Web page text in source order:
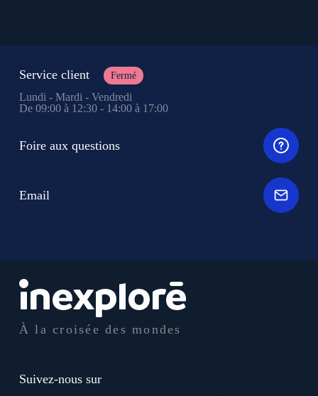
À la croisée des mondes
Suivez-nous sur
Service client Fermé
Lundi - Mardi - Vendredi
De 09:00 à 12:30 - 14:00 à 17:00
Foire aux questions
Email